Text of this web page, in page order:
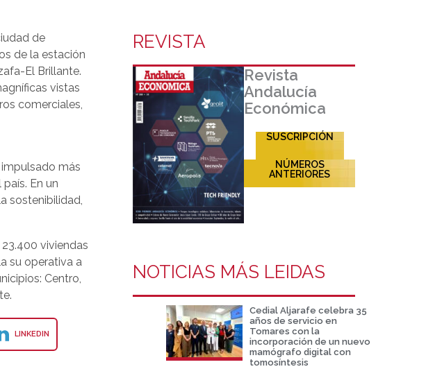
de
de la estación
El Brillante.
vistas
comerciales,
más
En un
sostenibilidad,
viviendas
su operativa a
Centro,
LINKEDIN
REVISTA
Revista
Andalucía
Económica
SUSCRIPCIÓN
NÚMEROS
ANTERIORES
NOTICIAS MÁS LEIDAS
Cedial Aljarafe celebra 35
años de servicio en
Tomares con la
incorporación de un nuevo
mamógrafo digital con
tomosíntesis